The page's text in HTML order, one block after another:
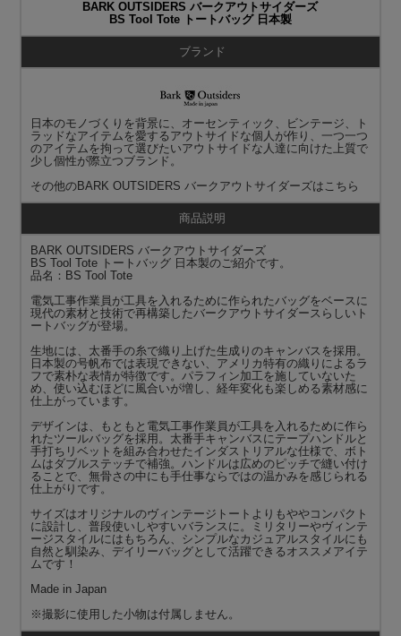
BARK OUTSIDERS バークアウトサイダーズ
BS Tool Tote トートバッグ 日本製
ブランド
日本のモノづくりを背景に、オーセンティック、ビンテージ、ト
ラッドなアイテムを愛するアウトサイドな個人が作り、一つ一つ
のアイテムを拘って選びたいアウトサイドな人達に向けた上質で
少し個性が際立つブランド。
その他のBARK OUTSIDERS バークアウトサイダーズはこちら
商品説明
BARK OUTSIDERS バークアウトサイダーズ
BS Tool Tote トートバッグ 日本製のご紹介です。
品名：BS Tool Tote
電気工事作業員が工具を入れるために作られたバッグをベースに
現代の素材と技術で再構築したバークアウトサイダースらしいト
ートバッグが登場。
生地には、太番手の糸で織り上げた生成りのキャンバスを採用。
日本製の号帆布では表現できない、アメリカ特有の織りによるラ
フで素朴な表情が特徴です。パラフィン加工を施していないた
め、使い込むほどに風合いが増し、経年変化も楽しめる素材感に
仕上がっています。
デザインは、もともと電気工事作業員が工具を入れるために作ら
れたツールバッグを採用。太番手キャンバスにテープハンドルと
手打ちリベットを組み合わせたインダストリアルな仕様で、ボト
ムはダブルステッチで補強。ハンドルは広めのピッチで縫い付け
ることで、無骨さの中にも手仕事ならではの温かみを感じられる
仕上がりです。
サイズはオリジナルのヴィンテージトートよりもややコンパクト
に設計し、普段使いしやすいバランスに。ミリタリーやヴィンテ
ージスタイルにはもちろん、シンプルなカジュアルスタイルにも
自然と馴染み、デイリーバッグとして活躍できるオススメアイテ
ムです！
Made in Japan
※撮影に使用した小物は付属しません。